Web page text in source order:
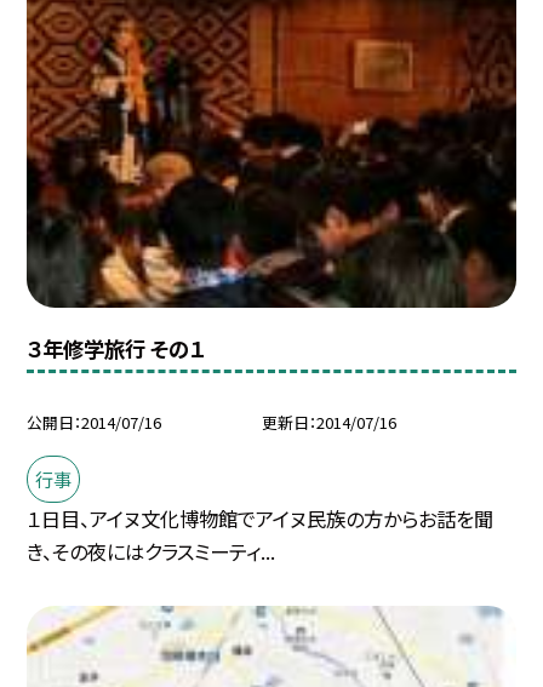
３年修学旅行 その１
公開日 2014/07/16 更新日 2014/07/16
行事
１日目、アイヌ文化博物館でアイヌ民族の方からお話を聞
き、その夜にはクラスミーティ...